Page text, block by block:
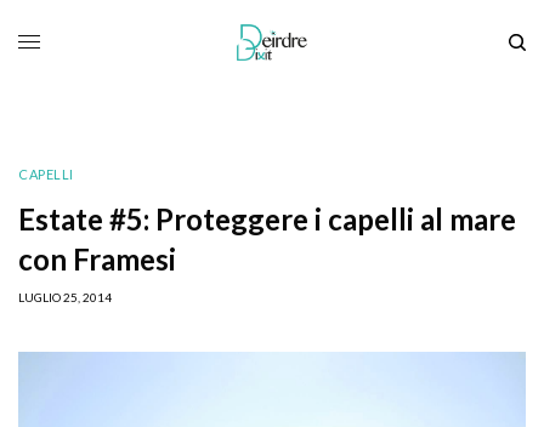
CAPELLI
Estate #5: Proteggere i capelli al mare
con Framesi
LUGLIO 25, 2014